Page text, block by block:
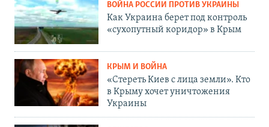
ВОЙНА РОССИИ ПРОТИВ УКРАИНЫ
Как Украина берет под контроль
«сухопутный коридор» в Крым
КРЫМ И ВОЙНА
«Стереть Киев с лица земли». Кто
в Крыму хочет уничтожения
Украины